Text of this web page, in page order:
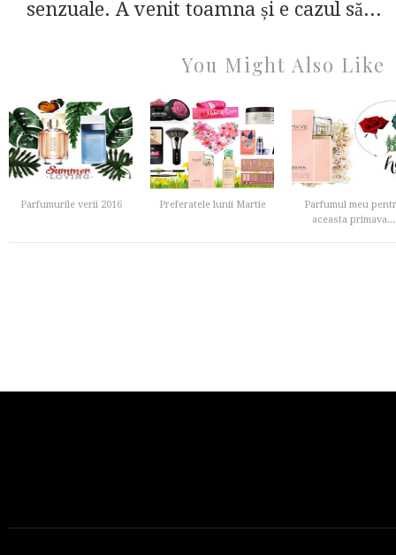
senzuale. A venit toamna și e cazul să...
You Might Also Like
Parfumurile verii 2016 Preferatele lunii Martie
Parfumul meu
aceasta primava...